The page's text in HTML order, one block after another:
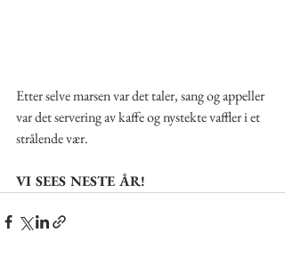
Etter selve marsen var det taler, sang og appeller
var det servering av kaffe og nystekte vaffler i et
strålende vær.
VI SEES NESTE ÅR!